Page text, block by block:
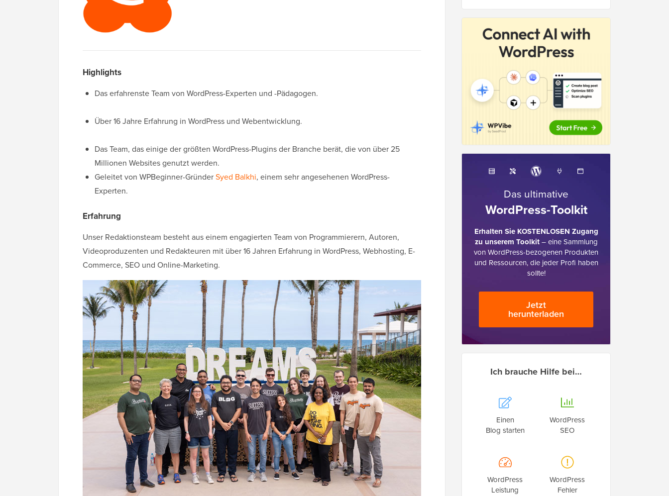
Highlights
Das erfahrenste Team von WordPress-Experten und -Pädagogen.
Über 16 Jahre Erfahrung in WordPress und Webentwicklung.
Das Team, das einige der größten WordPress-Plugins der Branche berät, die von über 25
Millionen Websites genutzt werden.
Geleitet von WPBeginner-GründerSyed Balkhi, einem sehr angesehenen WordPress-
Experten.
Erfahrung
Unser Redaktionsteam besteht aus einem engagierten Team von Programmierern, Autoren,
Videoproduzenten und Redakteuren mit über 16 Jahren Erfahrung in WordPress, Webhosting, E-
Commerce, SEO und Online-Marketing.
Das ultimative
WordPress-Toolkit
Erhalten Sie KOSTENLOSEN Zugang
zu unserem Toolkit– eine Sammlung
von WordPress-bezogenen Produkten
und Ressourcen, die jeder Profi haben
sollte!
Jetzt
herunterladen
Ich brauche Hilfe bei…
Einen
Blog starten
WordPress
SEO
WordPress
Leistung
WordPress
Fehler